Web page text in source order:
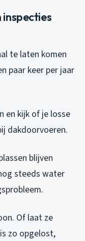
inspecties
te laten komen
paar keer per jaar
en kijk of je losse
dakdoorvoeren.
blijven
steeds water
Of laat ze
zo opgelost,